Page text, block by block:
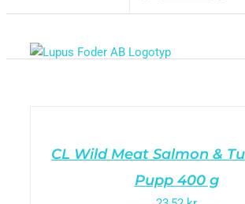
CL Wild Meat Salmon &
Pupp 400 g